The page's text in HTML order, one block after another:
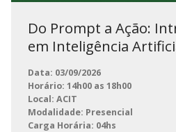
Do Prompt a Ação:
em Inteligência
Data: 03/09/2026
Horário: 14h00 as 18h00
Local: ACIT
Modalidade: Presencial
Carga Horária: 04hs